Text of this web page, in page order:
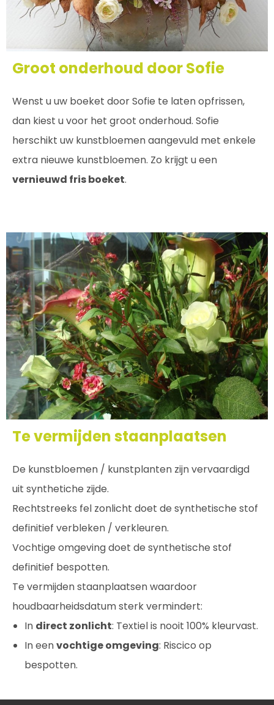
Groot onderhoud door Sofie
Wenst u uw boeket door Sofie te laten opfrissen,
dan kiest u voor het groot onderhoud. Sofie
herschikt uw kunstbloemen aangevuld met enkele
extra nieuwe kunstbloemen. Zo krijgt u een
vernieuwd fris boeket.
Te vermijden staanplaatsen
De kunstbloemen / kunstplanten zijn vervaardigd
uit synthetiche zijde.
Rechtstreeks fel zonlicht doet de synthetische stof
definitief verbleken / verkleuren.
Vochtige omgeving doet de synthetische stof
definitief bespotten.
Te vermijden staanplaatsen waardoor
houdbaarheidsdatum sterk vermindert:
In direct zonlicht: Textiel is nooit 100% kleurvast.
In eenvochtige omgeving: Riscico op
bespotten.